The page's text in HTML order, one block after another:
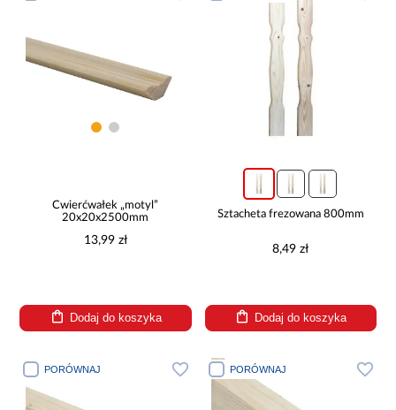
Ćwierćwałek „motyl”
20x20x2500mm
13,99 zł
Dodaj do koszyka
Sztacheta frezowana 800mm
8,49 zł
Dodaj do koszyka
PORÓWNAJ PORÓWNAJ